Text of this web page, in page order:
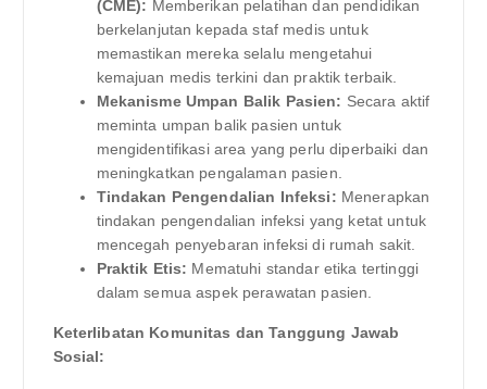
(CME): Memberikan pelatihan dan pendidikan
berkelanjutan kepada staf medis untuk
memastikan mereka selalu mengetahui
kemajuan medis terkini dan praktik terbaik.
Mekanisme Umpan Balik Pasien: Secara aktif
meminta umpan balik pasien untuk
mengidentifikasi area yang perlu diperbaiki dan
meningkatkan pengalaman pasien.
Tindakan Pengendalian Infeksi: Menerapkan
tindakan pengendalian infeksi yang ketat untuk
mencegah penyebaran infeksi di rumah sakit.
Praktik Etis: Mematuhi standar etika tertinggi
dalam semua aspek perawatan pasien.
Keterlibatan Komunitas dan Tanggung Jawab
Sosial: